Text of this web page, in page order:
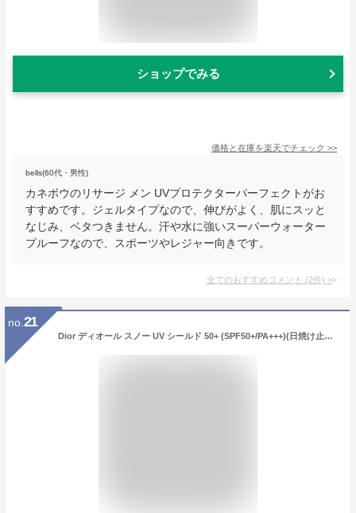
ショップでみる
価格と在庫を楽天でチェック >>
bells(60代・男性)
カネボウのリサージ メン UVプロテクターパーフェクトがお
すすめです。ジェルタイプなので、伸びがよく、肌にスッと
なじみ、ベタつきません。汗や水に強いスーパーウォーター
プルーフなので、スポーツやレジャー向きです。
全てのおすすめコメント (2件) >
no. 21
Dior ディオール スノー UV シールド 50+ (SPF50+/PA+++)(日焼け止め乳液) 30ml